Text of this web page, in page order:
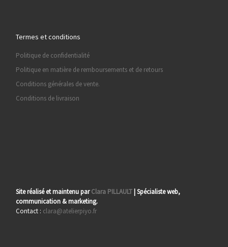
Termes et conditions
Politique de confidentialité
Politique en matière de remboursements et de retours
Conditions générales de vente.
Conditions de livraison
Site réalisé et maintenu parClara PILLAULT | Spécialiste web,
communication & marketing.
Contact : clara@atelierpiyo.fr